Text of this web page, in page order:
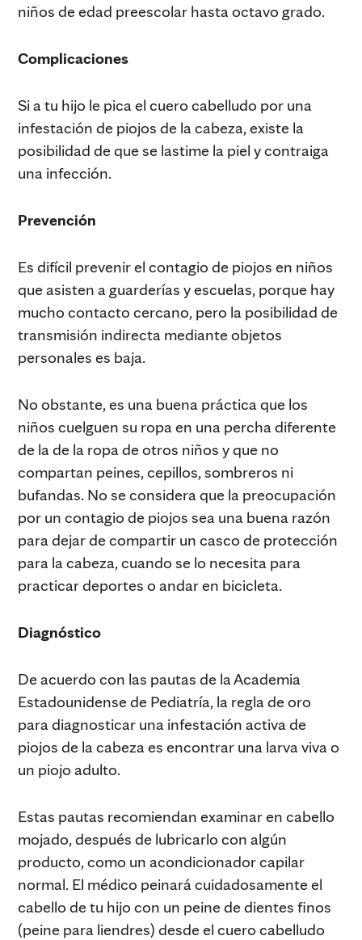
niños de edad preescolar hasta octavo grado.
Complicaciones
Si a tu hijo le pica el cuero cabelludo por una
infestación de piojos de la cabeza, existe la
posibilidad de que se lastime la piel y contraiga
una infección.
Prevención
Es difícil prevenir el contagio de piojos en niños
que asisten a guarderías y escuelas, porque hay
mucho contacto cercano, pero la posibilidad de
transmisión indirecta mediante objetos
personales es baja.
No obstante, es una buena práctica que los
niños cuelguen su ropa en una percha diferente
de la de la ropa de otros niños y que no
compartan peines, cepillos, sombreros ni
bufandas. No se considera que la preocupación
por un contagio de piojos sea una buena razón
para dejar de compartir un casco de protección
para la cabeza, cuando se lo necesita para
practicar deportes o andar en bicicleta.
Diagnóstico
De acuerdo con las pautas de la Academia
Estadounidense de Pediatría, la regla de oro
para diagnosticar una infestación activa de
piojos de la cabeza es encontrar una larva viva o
un piojo adulto.
Estas pautas recomiendan examinar en cabello
mojado, después de lubricarlo con algún
producto, como un acondicionador capilar
normal. El médico peinará cuidadosamente el
cabello de tu hijo con un peine de dientes finos
(peine para liendres) desde el cuero cabelludo